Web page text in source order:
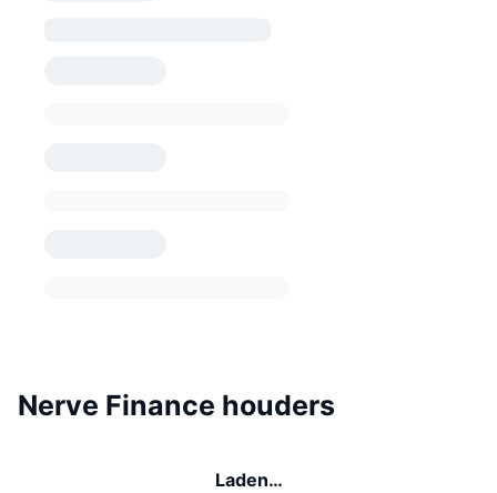
Nerve Finance houders
Laden…